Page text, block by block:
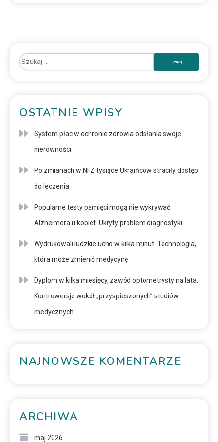
OSTATNIE WPISY
System płac w ochronie zdrowia odsłania swoje
nierówności
Po zmianach w NFZ tysiące Ukraińców straciły dostęp
do leczenia
Popularne testy pamięci mogą nie wykrywać
Alzheimera u kobiet. Ukryty problem diagnostyki
Wydrukowali ludzkie ucho w kilka minut. Technologia,
która może zmienić medycynę
Dyplom w kilka miesięcy, zawód optometrysty na lata.
Kontrowersje wokół „przyspieszonych” studiów
medycznych
NAJNOWSZE KOMENTARZE
ARCHIWA
maj 2026